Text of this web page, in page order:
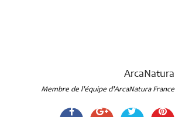
ArcaNatura
Membre de l'équipe d'ArcaNatura France